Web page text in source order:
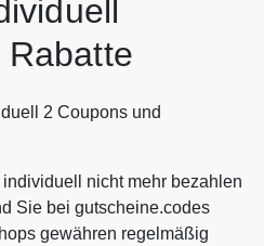
2 Coupons und
nicht mehr bezahlen
Sie bei gutscheine.codes
gewähren regelmäßig